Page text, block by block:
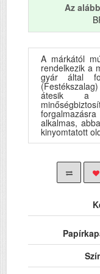
Az
A márkától
rendelkezik a
gyár által
átesik a
alkalmas,
kinyomtatott